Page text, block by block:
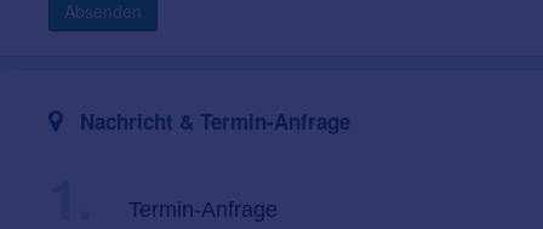
Absenden
Nachricht & Termin-Anfrage
Termin-Anfrage